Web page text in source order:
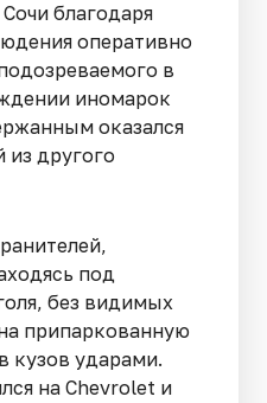
благодаря
оперативно
в
иномарок
оказался
из другого
под
без видимых
припаркованную
кузов ударами.
на Chevrolet и